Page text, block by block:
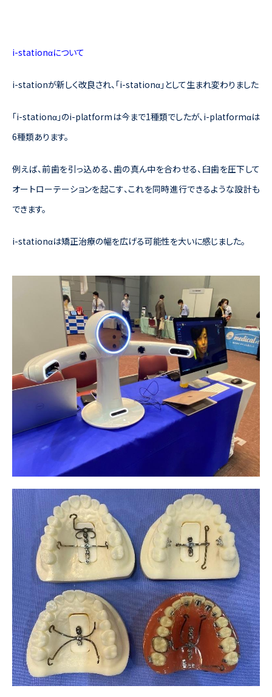
i-stationαについて
i-stationが新しく改良され、「i-stationα」として生まれ変わりました
「i-stationα」のi-platformは今まで1種類でしたが、i-platformαは
6種類あります。
例えば、前歯を引っ込める、歯の真ん中を合わせる、臼歯を圧下して
オートローテーションを起こす、これを同時進行できるような設計も
できます。
i-stationαは矯正治療の幅を広げる可能性を大いに感じました。